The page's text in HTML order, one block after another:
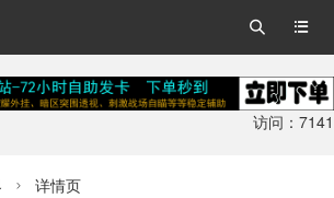


访问：7141
 详情页